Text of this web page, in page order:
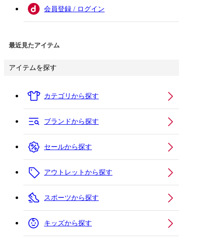
会員登録 / ログイン
最近見たアイテム
アイテムを探す
カテゴリから探す
ブランドから探す
セールから探す
アウトレットから探す
スポーツから探す
キッズから探す